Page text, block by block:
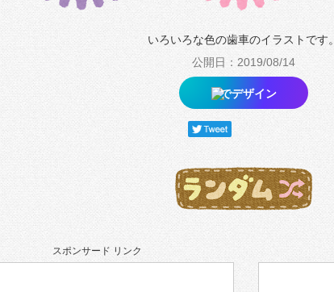
いろいろな色の歯車のイラストです。
公開日：2019/08/14
でデザイン
スポンサード リンク